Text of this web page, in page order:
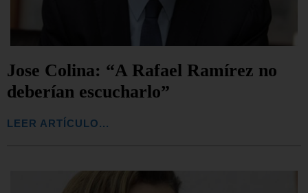
Jose Colina: “A Rafael Ramírez no
deberían escucharlo”
LEER ARTÍCULO...